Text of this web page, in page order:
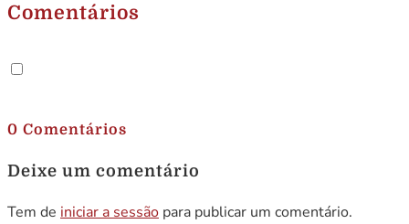
Comentários
0 Comentários
Deixe um comentário
Tem de iniciar a sessão para publicar um comentário.